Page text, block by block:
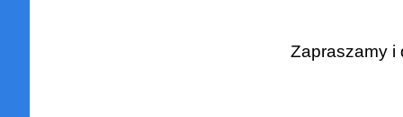
Zapraszamy i